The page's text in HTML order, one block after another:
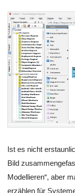
Ist es nicht
Bild
Modellieren“, aber
erzählen für